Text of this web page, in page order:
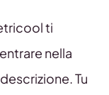
ti
nella
Tu